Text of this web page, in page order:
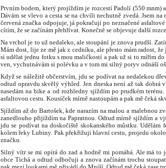
Prvním bodem, který projíždím je rozcestí Padolí (550 mnm)
Dávám se vlevo a cesta se na chvíli nechutně zvedá. Jsem
červená značka odpojuje, já pokračuji po neznačené
cítím, že se začínám přehřívat. Konečně se objevuje další
Na vrchol je to už nedaleko, ale stoupání je znova prudší.
Mám dost, lije ze mě jak z cedníku, ale přesto mám radost,
si udělat jednu fotku s mou maličkostí a pak už si to mířím
ven, vychutnávám si polévku a v tom mi silný poryv odnáší
Když se náležitě občerstvím, jdu se podívat na nedalekou
odtud opravdu skvělý výhled. Jen dneska není až tak
nasedám na bike a od rozhledny sjíždím po prudkém
asfaltovou cestu. Kousíček mírně nastoupám a pak mě čeká
Sjíždím až do Bartošek, kde narazím na malou a malebnou
zanedlouho přijíždím na Papratnou. Odtud mírně sjíždím a
jdu se podívat na doskočiště skokanského můstku.
kolem řeky Lubiny. Pak překřižuji hlavní cestu, projedu
značku.
Silný vítr se mi opírá do zad a hodně mi pomáhá. Ale má
obce Tichá a odtud odbočuji a znova začínám trochu